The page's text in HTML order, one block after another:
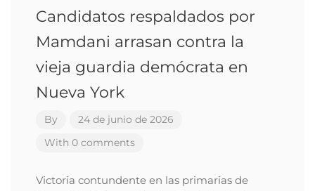
Candidatos respaldados por
Mamdani arrasan contra la
vieja guardia demócrata en
Nueva York
By
24 de junio de 2026
With 0 comments
Victoria contundente en las primarias de